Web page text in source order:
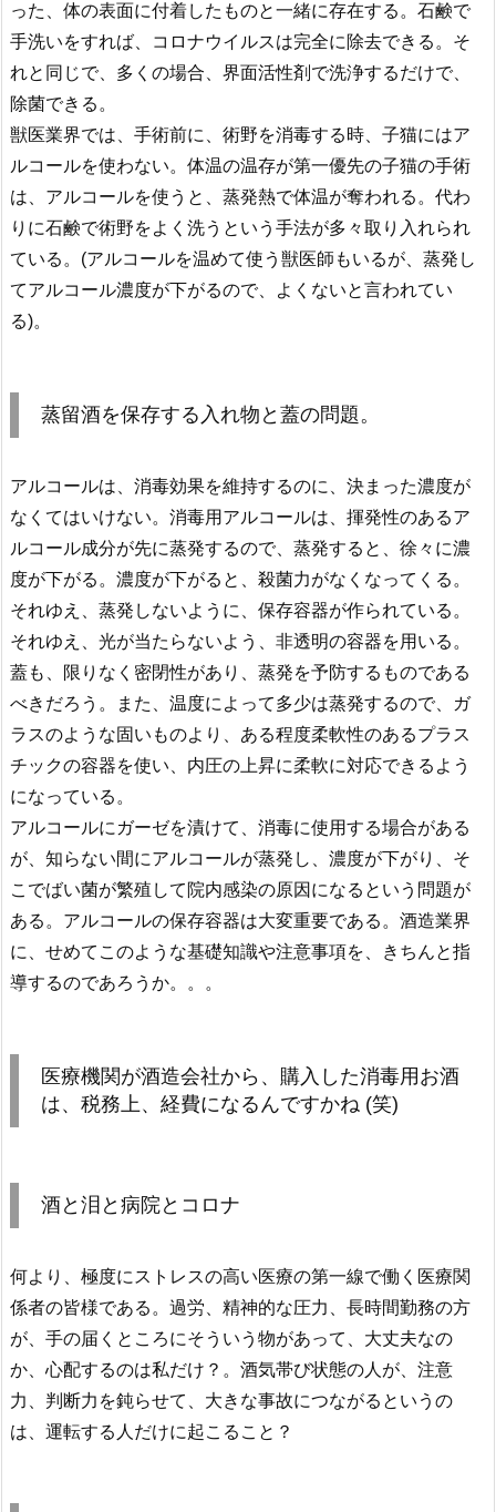
った、体の表面に付着したものと一緒に存在する。石鹸で
手洗いをすれば、コロナウイルスは完全に除去できる。そ
れと同じで、多くの場合、界面活性剤で洗浄するだけで、
除菌できる。
獣医業界では、手術前に、術野を消毒する時、子猫にはア
ルコールを使わない。体温の温存が第一優先の子猫の手術
は、アルコールを使うと、蒸発熱で体温が奪われる。代わ
りに石鹸で術野をよく洗うという手法が多々取り入れられ
ている。(アルコールを温めて使う獣医師もいるが、蒸発し
てアルコール濃度が下がるので、よくないと言われてい
る)。
蒸留酒を保存する入れ物と蓋の問題。
アルコールは、消毒効果を維持するのに、決まった濃度が
なくてはいけない。消毒用アルコールは、揮発性のあるア
ルコール成分が先に蒸発するので、蒸発すると、徐々に濃
度が下がる。濃度が下がると、殺菌力がなくなってくる。
それゆえ、蒸発しないように、保存容器が作られている。
それゆえ、光が当たらないよう、非透明の容器を用いる。
蓋も、限りなく密閉性があり、蒸発を予防するものである
べきだろう。また、温度によって多少は蒸発するので、ガ
ラスのような固いものより、ある程度柔軟性のあるプラス
チックの容器を使い、内圧の上昇に柔軟に対応できるよう
になっている。
アルコールにガーゼを漬けて、消毒に使用する場合がある
が、知らない間にアルコールが蒸発し、濃度が下がり、そ
こでばい菌が繁殖して院内感染の原因になるという問題が
ある。アルコールの保存容器は大変重要である。酒造業界
に、せめてこのような基礎知識や注意事項を、きちんと指
導するのであろうか。。。
医療機関が酒造会社から、購入した消毒用お酒
は、税務上、経費になるんですかね (笑)
酒と泪と病院とコロナ
何より、極度にストレスの高い医療の第一線で働く医療関
係者の皆様である。過労、精神的な圧力、長時間勤務の方
が、手の届くところにそういう物があって、大丈夫なの
か、心配するのは私だけ？。酒気帯び状態の人が、注意
力、判断力を鈍らせて、大きな事故につながるというの
は、運転する人だけに起こること？